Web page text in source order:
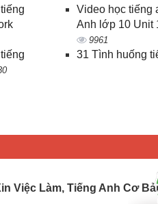
Video học tiếng
Anh lớp 10 Unit
9961
31 Tình huống
Việc Làm, Tiếng Anh Cơ